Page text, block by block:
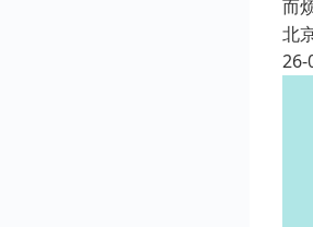
而
北
26-